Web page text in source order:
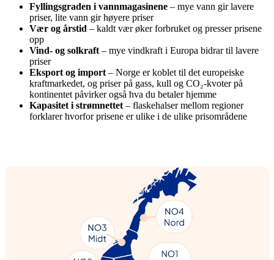
Fyllingsgraden i vannmagasinene – mye vann gir lavere
priser, lite vann gir høyere priser
Vær og årstid – kaldt vær øker forbruket og presser prisene
opp
Vind- og solkraft – mye vindkraft i Europa bidrar til lavere
priser
Eksport og import – Norge er koblet til det europeiske
kraftmarkedet, og priser på gass, kull og CO₂-kvoter på
kontinentet påvirker også hva du betaler hjemme
Kapasitet i strømnettet – flaskehalser mellom regioner
forklarer hvorfor prisene er ulike i de ulike prisområdene